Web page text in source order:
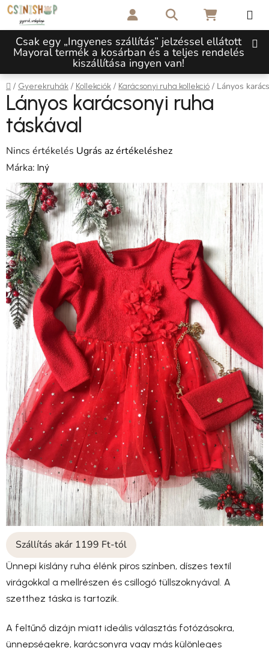
Ugrás a fő tartalomhoz
Csak egy „Ingyenes szállítás” jelzéssel ellátott
Mayoral termék a kosárban és a teljes rendelés
kiszállítása ingyen van!
KeresésKOSÁR
Kezdőlap
/ Gyerekruhák / Kollekciók / Karácsonyi ruha kollekció / Lányos
Szállítás akár 1199 Ft-tól
Ünnepi kislány ruha élénk piros színben, díszes textil
virágokkal a mellrészen és csillogó tüllszoknyával. A
szetthez táska is tartozik.
A feltűnő dizájn miatt ideális választás fotózásokra,
ünnepségekre, karácsonyra vagy más különleges
Lányos karácsonyi ruha
táskával
A termék átlagos értékelése 5-ből 0,0 csillag.
Nincs értékelés Ugrás az értékeléshez
Márka: Iný